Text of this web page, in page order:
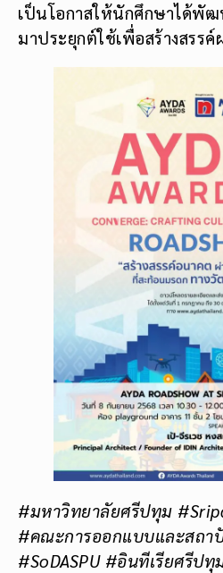
เป็นโอกาสให้นักศึกษาได้พั
มาประยุกต์ใช้เพื่อสร้างสรรค์
#มหาวิทยาลัยศรีปทุม
#คณะการออกแบบและสถา
#SoDASPU #อินทีเรียศรีป